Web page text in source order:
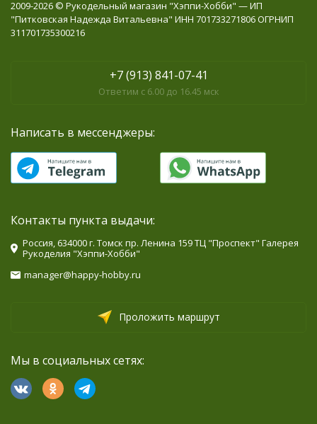
2009-2026 © Рукодельный магазин "Хэппи-Хобби" — ИП
"Питковская Надежда Витальевна" ИНН 701733271806 ОГРНИП
311701735300216
+7 (913) 841-07-41
Ответим с 6.00 до 16.45 мск
Написать в мессенджеры:
Контакты пункта выдачи:
Россия, 634000 г. Томск пр. Ленина 159 ТЦ "Проспект" Галерея
Рукоделия "Хэппи-Хобби"
manager@happy-hobby.ru
Проложить маршрут
Мы в социальных сетях: